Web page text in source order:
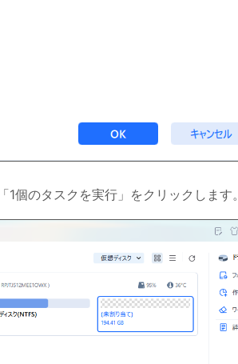
個のタスクを実行」をクリックします。